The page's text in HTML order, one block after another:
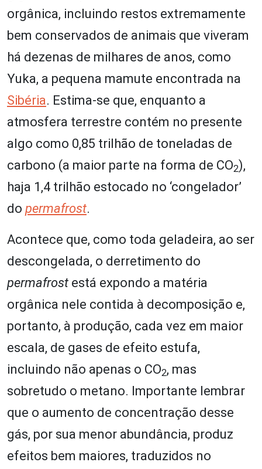
orgânica, incluindo restos extremamente
bem conservados de animais que viveram
há dezenas de milhares de anos, como
Yuka, a pequena mamute encontrada na
Sibéria. Estima-se que, enquanto a
atmosfera terrestre contém no presente
algo como 0,85 trilhão de toneladas de
carbono (a maior parte na forma de CO2),
haja 1,4 trilhão estocado no ‘congelador’
do permafrost.
Acontece que, como toda geladeira, ao ser
descongelada, o derretimento do
permafrost está expondo a matéria
orgânica nele contida à decomposição e,
portanto, à produção, cada vez em maior
escala, de gases de efeito estufa,
incluindo não apenas o CO2, mas
sobretudo o metano. Importante lembrar
que o aumento de concentração desse
gás, por sua menor abundância, produz
efeitos bem maiores, traduzidos no